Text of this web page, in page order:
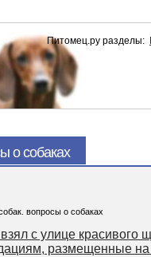
Питомец.ру разделы:
о собаках
вопросы о собаках
с улице красивого
размещенные на